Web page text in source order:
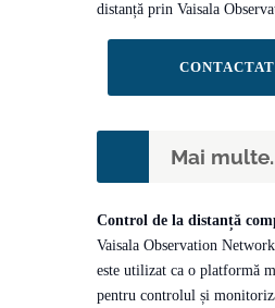
distanță prin Vaisala
Mai
Control de la distanță
Vaisala Observation
este utilizat ca o platformă
pentru controlul și